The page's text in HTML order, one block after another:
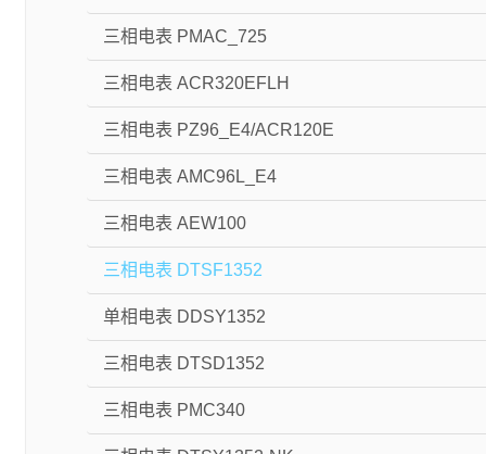
三相电表 PMAC_725
三相电表 ACR320EFLH
三相电表 PZ96_E4/ACR120E
三相电表 AMC96L_E4
三相电表 AEW100
三相电表 DTSF1352
单相电表 DDSY1352
三相电表 DTSD1352
三相电表 PMC340